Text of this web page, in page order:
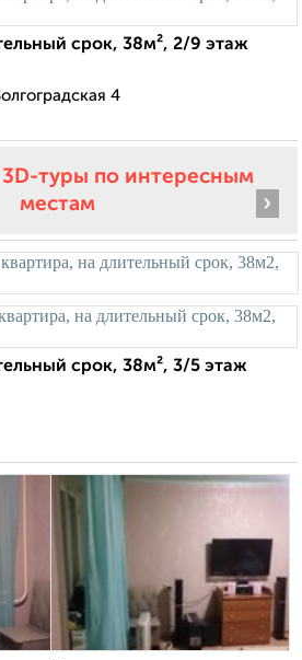
срок, 38м², 2/9 этаж
4
3D-туры по интересным
местам
›
срок, 38м², 3/5 этаж